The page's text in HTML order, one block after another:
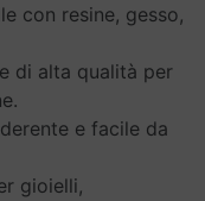
con resine, gesso,
di alta qualità per
e facile da
gioielli,